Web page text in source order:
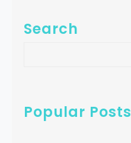
Search
c
hPopular Posts